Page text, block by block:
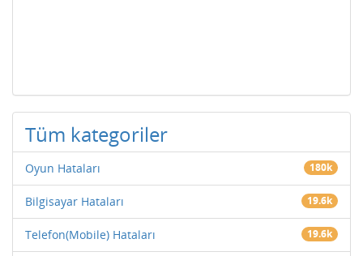
Tüm kategoriler
Oyun Hataları 180k
Bilgisayar Hataları 19.6k
Telefon(Mobile) Hataları 19.6k